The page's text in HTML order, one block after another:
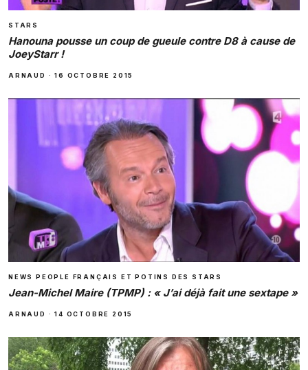
STARS
Hanouna pousse un coup de gueule contre D8 à cause de
JoeyStarr !
ARNAUD ·16 OCTOBRE 2015
NEWS PEOPLE FRANÇAIS ET POTINS DES STARS
Jean-Michel Maire (TPMP) : « J’ai déjà fait une sextape »
ARNAUD ·14 OCTOBRE 2015